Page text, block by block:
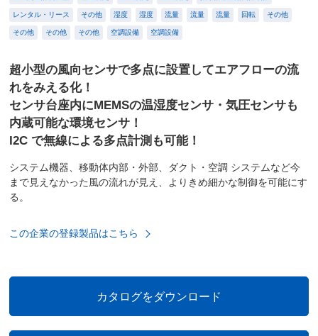
レンタル・リース その他 湿度 湿度 流量 流量 流量 回転 その他
その他 その他 その他 空調設備 空調設備
超小型の風向センサで多点に設置してエアフローの流
れをみえる化！
センサ台座内にMEMSの温湿度センサ・気圧センサも
内蔵可能な環境センサ！
I2C で無線による多点計測も可能！
システム機器、移動体内部・外部、ダクト・空調 システムなど今
まで⾒えなかった⾵の流れが⾒え、よりきめ細かな制御を可能にす
る。
この企業の登録製品はこちら